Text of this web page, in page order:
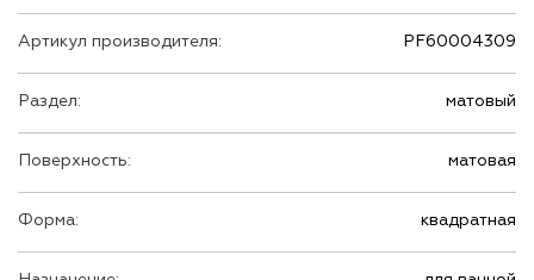
Артикул производителя: PF60004309
Раздел: матовый
Поверхность: матовая
Форма: квадратная